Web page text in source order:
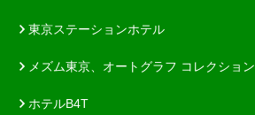
東京ステーションホテル
メズム東京、オートグラフ コレクション
ホテルB4T